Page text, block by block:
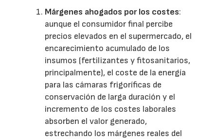
Márgenes ahogados por los costes:
aunque el consumidor final percibe
precios elevados en el supermercado, el
encarecimiento acumulado de los
insumos (fertilizantes y fitosanitarios,
principalmente), el coste de la energía
para las cámaras frigoríficas de
conservación de larga duración y el
incremento de los costes laborales
absorben el valor generado,
estrechando los márgenes reales del